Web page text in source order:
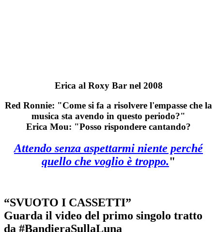
Erica al Roxy Bar nel 2008
Red Ronnie: "Come si fa a risolvere l'empasse che la
musica sta avendo in questo periodo?"
Erica Mou: "Posso rispondere cantando?
Attendo senza aspettarmi niente perché
quello che voglio è troppo."
“SVUOTO I CASSETTI”
Guarda il video del primo singolo tratto
da #BandieraSullaLuna